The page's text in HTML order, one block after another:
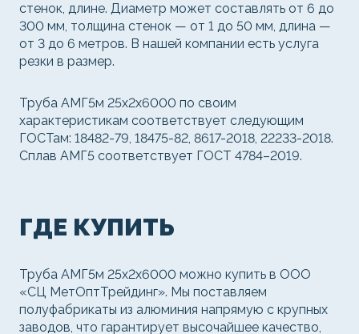
стенок, длине. Диаметр может составлять от 6 до
300 мм, толщина стенок — от 1 до 50 мм, длина —
от 3 до 6 метров. В нашей компании есть услуга
резки в размер.
Труба АМГ5м 25х2х6000 по своим
характеристикам соответствует следующим
ГОСТам: 18482-79, 18475-82, 8617-2018, 22233-2018.
Сплав АМГ5 соответствует ГОСТ 4784–2019.
ГДЕ КУПИТЬ
Труба АМГ5м 25х2х6000 можно купить в ООО
«СЦ МетОптТрейдинг». Мы поставляем
полуфабрикаты из алюминия напрямую с крупных
заводов, что гарантирует высочайшее качество,